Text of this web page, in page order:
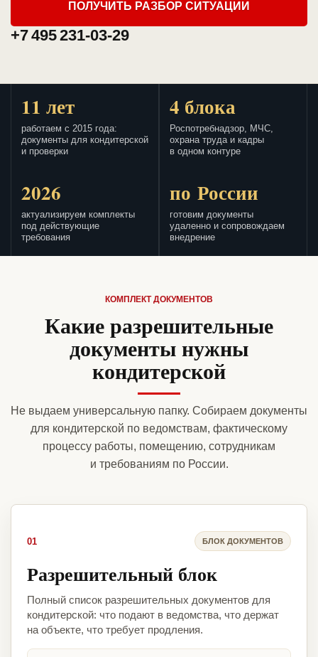
ПОЛУЧИТЬ РАЗБОР СИТУАЦИИ
+7 495 231-03-29
11 лет
работаем с 2015 года:
документы для кондитерской
и проверки
4 блока
Роспотребнадзор, МЧС,
охрана труда и кадры
в одном контуре
2026
актуализируем комплекты
под действующие
требования
по России
готовим документы
удаленно и сопровождаем
внедрение
КОМПЛЕКТ ДОКУМЕНТОВ
Какие разрешительные
документы нужны
кондитерской
Не выдаем универсальную папку. Собираем документы
для кондитерской по ведомствам, фактическому
процессу работы, помещению, сотрудникам
и требованиям по России.
01 БЛОК ДОКУМЕНТОВ
Разрешительный блок
Полный список разрешительных документов для
кондитерской: что подают в ведомства, что держат
на объекте, что требует продления.